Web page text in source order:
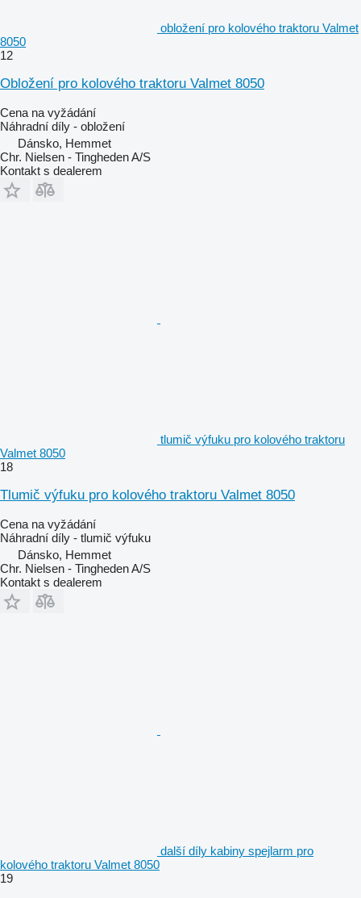
obložení pro kolového traktoru Valmet
8050
12
Obložení pro kolového traktoru Valmet 8050
Cena na vyžádání
Náhradní díly - obložení
Dánsko, Hemmet
Chr. Nielsen - Tingheden A/S
Kontakt s dealerem
tlumič výfuku pro kolového traktoru
Valmet 8050
18
Tlumič výfuku pro kolového traktoru Valmet 8050
Cena na vyžádání
Náhradní díly - tlumič výfuku
Dánsko, Hemmet
Chr. Nielsen - Tingheden A/S
Kontakt s dealerem
další díly kabiny spejlarm pro
kolového traktoru Valmet 8050
19